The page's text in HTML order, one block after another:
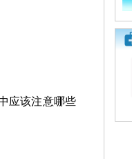
应该注意哪些